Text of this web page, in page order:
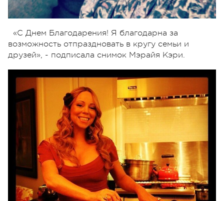
«С Днем Благодарения! Я благодарна за
возможность отпраздновать в кругу семьи и
друзей», - подписала снимок Мэрайя Кэри.